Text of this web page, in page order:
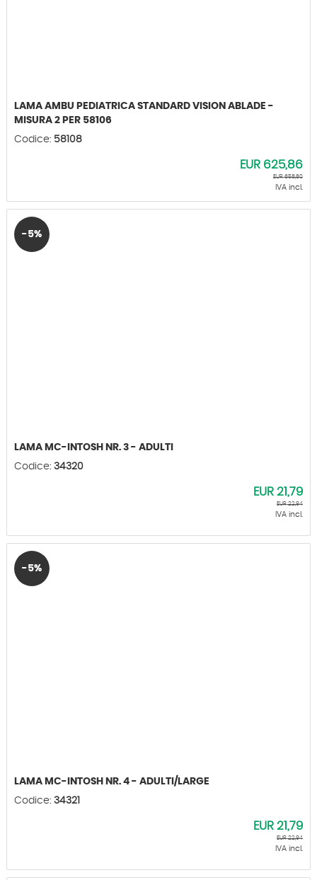
LAMA AMBU PEDIATRICA STANDARD VISION ABLADE -
MISURA 2 PER 58106
Codice: 58108
EUR 625,86
EUR658,80
IVA incl.
-5%
LAMA MC-INTOSH NR. 3 - ADULTI
Codice: 34320
EUR21,79
EUR22,94
IVA incl.
-5%
LAMA MC-INTOSH NR. 4 - ADULTI/LARGE
Codice: 34321
EUR21,79
EUR22,94
IVA incl.